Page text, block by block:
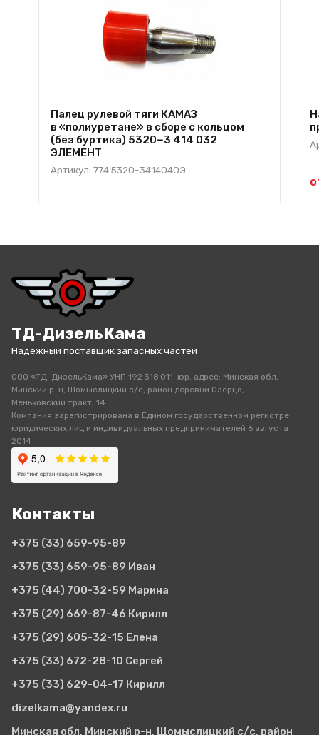
Палец рулевой тяги КАМАЗ
в «полиуретане» в сборе с кольцом
(без буртика) 5320−3 414 032
ЭЛЕМЕНТ
Артикул: 774.5320-3414040Э
ТД-ДизельКама
Надежный поставщик запасных частей
ООО «ТД-ДизельКама» УНП 192 318 011, юр. адрес: Минская обл,
Минский р-н, Щомыслицкий с/с, район деревни Озерцо,
Меньковский тракт, 14
Компания зарегистрирована в Едином государственном регистре
юридических лиц и индивидуальных предпринимателей 6 августа
2014
Контакты
+375 (33) 659-95-89
+375 (33) 659-95-89 Иван
+375 (44) 700-32-59 Марина
+375 (29) 669-87-46 Кирилл
+375 (29) 605-32-15 Елена
+375 (33) 672-28-10 Сергей
+375 (33) 629-04-17 Кирилл
dizelkama@yandex.ru
Минская обл, Минский р-н, Щомыслицкий с/с, район